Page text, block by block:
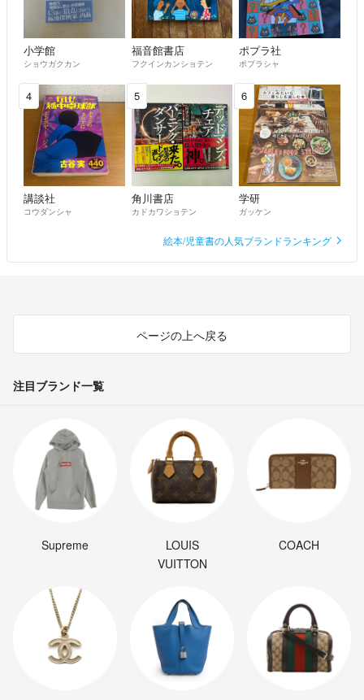
ユニクロ、ＧＵ商品、
雑貨まで幅広く出品していきます。
小学館
ショウガクカン
福音館書店
フクインカンショテン
ポプラ社
ポプラシャ
4
講談社
コウダンシャ
5
角川書店
カドカワショテン
6
学研
ガッケン
絵本/児童書の人気ブランドランキング
ページの上へ戻る
注目ブランド一覧
Supreme
LOUIS
VUITTON
COACH